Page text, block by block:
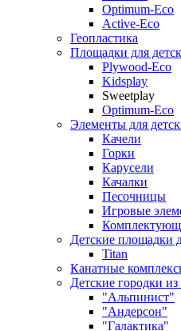
Оptimum-Еco
Active-Eco
Геопластика
Площадки для
Plywood-Eco
Kidsplay
Sweetplay
Оptimum-Еco
Элементы для
Качели
Горки
Карусели
Качалки
Песочницы
Игровые
Детские площадки
Titan
Канатные
Детские городки из
"Альпинист"
"Андерсон"
"Галактика"